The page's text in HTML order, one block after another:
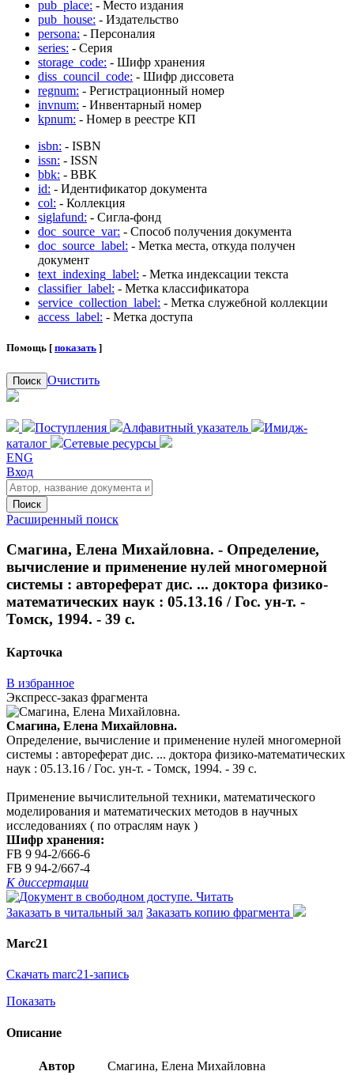
pub_place: - Место издания
pub_house: - Издательство
persona: - Персоналия
series: - Серия
storage_code: - Шифр хранения
diss_council_code: - Шифр диссовета
regnum: - Регистрационный номер
invnum: - Инвентарный номер
kpnum: - Номер в реестре КП
isbn: - ISBN
issn: - ISSN
bbk: - BBK
id: - Идентификатор документа
col: - Коллекция
siglafund: - Сигла-фонд
doc_source_var: - Способ получения документа
doc_source_label: - Метка места, откуда получен
документ
text_indexing_label: - Метка индексации текста
classifier_label: - Метка классификатора
service_collection_label: - Метка служебной коллекции
access_label: - Метка доступа
Помощь [ показать ]
Поиск Очистить
Поступления Алфавитный указатель
Имидж-
каталог
Сетевые ресурсы
ENG
Вход
Поиск
Расширенный поиск
Смагина, Елена Михайловна. - Определение,
вычисление и применение нулей многомерной
системы : автореферат дис. ... доктора физико-
математических наук : 05.13.16 / Гос. ун-т. -
Томск, 1994. - 39 с.
Карточка
В избранное
Экспресс-заказ фрагмента
Смагина, Елена Михайловна.
Определение, вычисление и применение нулей многомерной
системы : автореферат дис. ... доктора физико-математических
наук : 05.13.16 / Гос. ун-т. - Томск, 1994. - 39 с.
Применение вычислительной техники, математического
моделирования и математических методов в научных
исследованиях ( по отраслям наук )
Шифр хранения:
FB 9 94-2/666-6
FB 9 94-2/667-4
К диссертации
Читать
Заказать в читальный зал Заказать копию фрагмента
Marc21
Скачать marc21-запись
Показать
Описание
Автор Смагина, Елена Михайловна